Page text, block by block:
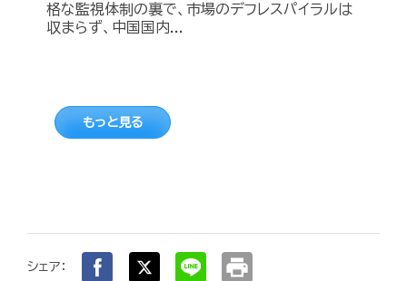
格な監視体制の裏で、市場のデフレスパイラルは
収まらず、中国国内...
もっと見る
シェア： print